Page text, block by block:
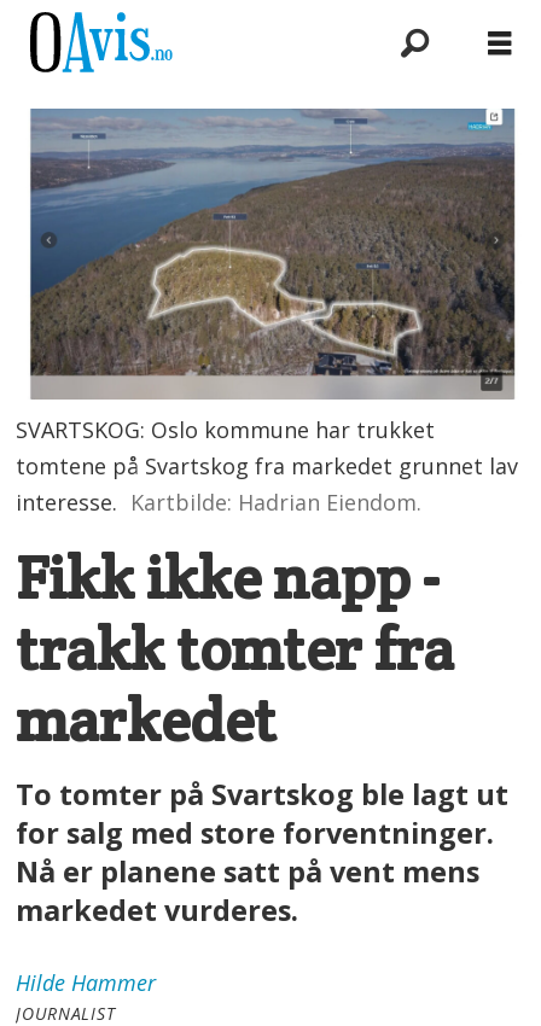
SVARTSKOG: Oslo kommune har trukket
tomtene på Svartskog fra markedet grunnet lav
interesse. Kartbilde: Hadrian Eiendom.
Fikk ikke napp -
trakk tomter fra
markedet
To tomter på Svartskog ble lagt ut
for salg med store forventninger.
Nå er planene satt på vent mens
markedet vurderes.
Hilde Hammer
JOURNALIST